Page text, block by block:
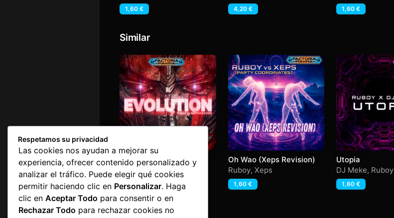
1,60 € 4,20 € 1,60€
Similar
Evolution
Bertus
E-Com , Ruboy
1,60€
Oh Wao (Xeps Revision)
Ruboy, Xeps
1,60 €
Utopia
DJ Meke, Ruboy
1,60€
Respetamos su privacidad
Las cookies nos ayudan a mejorar su
experiencia, ofrecer contenido personalizado y
analizar el tráfico. Puede elegir qué cookies
permitir haciendo clic en Personalizar. Haga
clic en Aceptar Todo para consentir o en
Rechazar Todo para rechazar cookies no